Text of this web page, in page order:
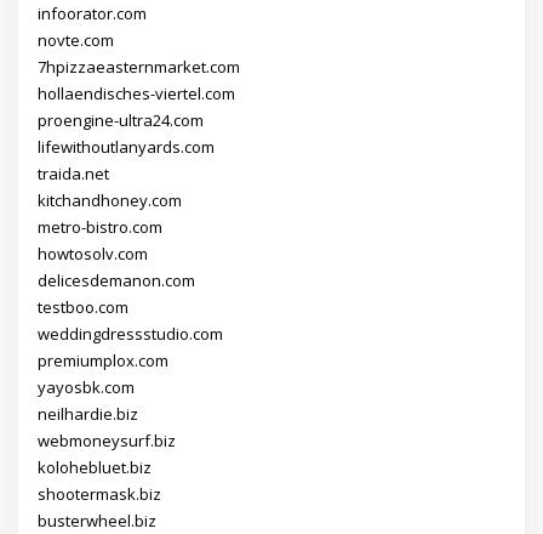
infoorator.com
novte.com
7hpizzaeasternmarket.com
hollaendisches-viertel.com
proengine-ultra24.com
lifewithoutlanyards.com
traida.net
kitchandhoney.com
metro-bistro.com
howtosolv.com
delicesdemanon.com
testboo.com
weddingdressstudio.com
premiumplox.com
yayosbk.com
neilhardie.biz
webmoneysurf.biz
kolohebluet.biz
shootermask.biz
busterwheel.biz